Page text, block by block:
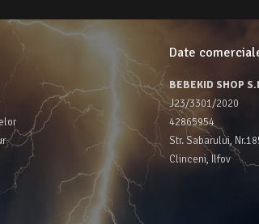
Date
BEBEKID SHOP
J23/3301/2020
42865954
Str. Sabarului,
Clinceni, Ilfov